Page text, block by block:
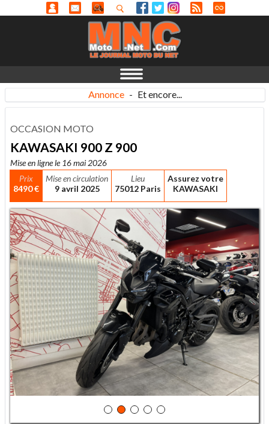
Annonce - Et encore...
OCCASION MOTO
KAWASAKI 900 Z 900
Mise en ligne le 16 mai 2026
Prix
8490 €
Mise en circulation
9 avril 2025
Lieu
75012 Paris
Assurez votre
KAWASAKI